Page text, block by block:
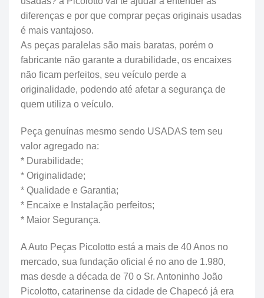
diferenças e por que comprar peças originais usadas
é mais vantajoso.
As peças paralelas são mais baratas, porém o
fabricante não garante a durabilidade, os encaixes
não ficam perfeitos, seu veículo perde a
originalidade, podendo até afetar a segurança de
quem utiliza o veículo.
Peça genuínas mesmo sendo USADAS tem seu
valor agregado na:
* Durabilidade;
* Originalidade;
* Qualidade e Garantia;
* Encaixe e Instalação perfeitos;
* Maior Segurança.
A Auto Peças Picolotto está a mais de 40 Anos no
mercado, sua fundação oficial é no ano de 1.980,
mas desde a década de 70 o Sr. Antoninho João
Picolotto, catarinense da cidade de Chapecó já era